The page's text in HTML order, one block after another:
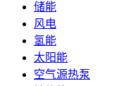
储能
风电
氢能
太阳能
空气源热泵